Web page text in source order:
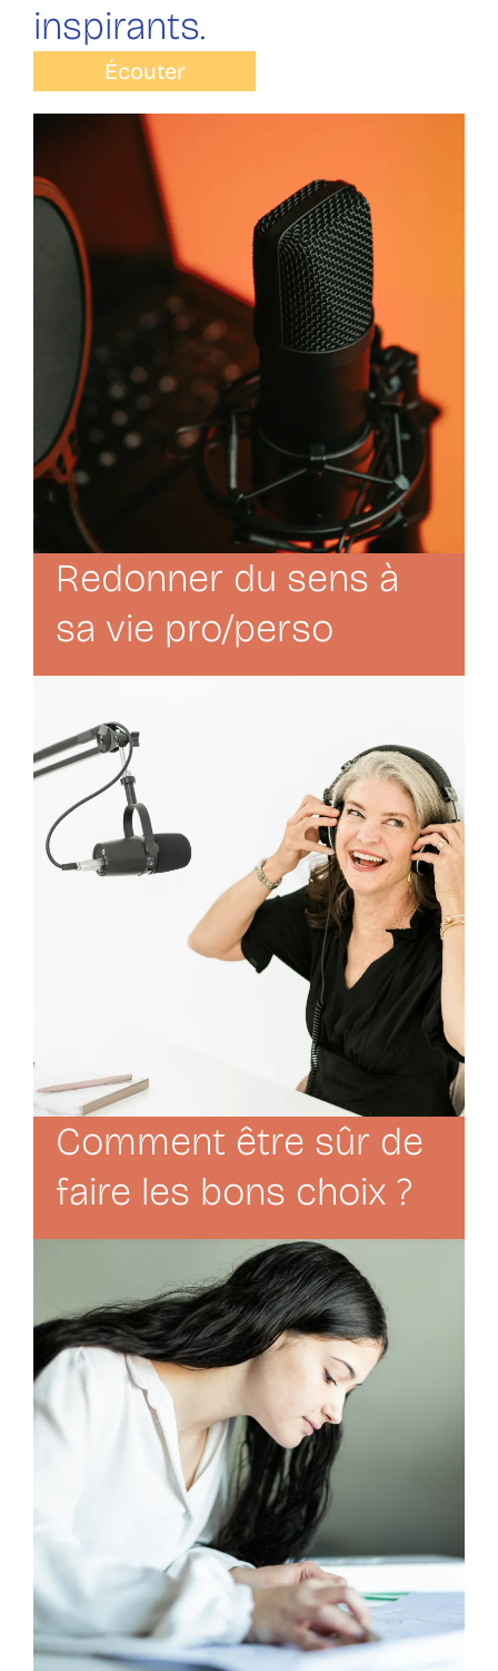
inspirants.
Écouter
Redonner du sens à
sa vie pro/perso
Comment être sûr de
faire les bons choix ?